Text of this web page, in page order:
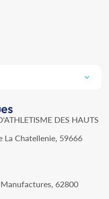
DES HAUTS
La Chatellenie, 59666
62800